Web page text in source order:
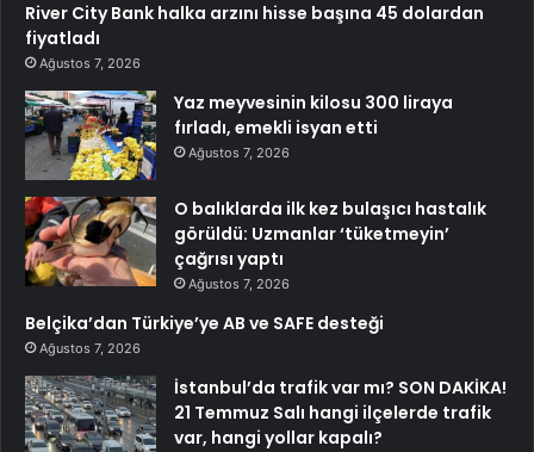
River City Bank halka arzını hisse başına 45 dolardan
fiyatladı
Ağustos 7, 2026
Yaz meyvesinin kilosu 300 liraya
fırladı, emekli isyan etti
Ağustos 7, 2026
O balıklarda ilk kez bulaşıcı hastalık
görüldü: Uzmanlar ‘tüketmeyin’
çağrısı yaptı
Ağustos 7, 2026
Belçika’dan Türkiye’ye AB ve SAFE desteği
Ağustos 7, 2026
İstanbul’da trafik var mı? SON DAKİKA!
21 Temmuz Salı hangi ilçelerde trafik
var, hangi yollar kapalı?